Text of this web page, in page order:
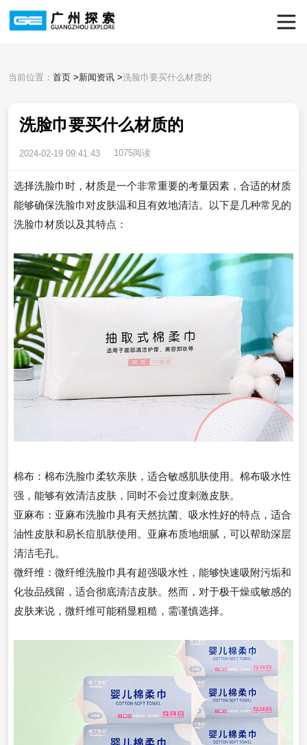
当前位置： 首页 >新闻资讯 >洗脸巾要买什么材质的
洗脸巾要买什么材质的
2024-02-19 09:41:43 1075阅读
选择洗脸巾时，材质是一个非常重要的考量因素，合适的材质
能够确保洗脸巾对皮肤温和且有效地清洁。以下是几种常见的
洗脸巾材质以及其特点：
棉布：棉布洗脸巾柔软亲肤，适合敏感肌肤使用。棉布吸水性
强，能够有效清洁皮肤，同时不会过度刺激皮肤。
亚麻布：亚麻布洗脸巾具有天然抗菌、吸水性好的特点，适合
油性皮肤和易长痘肌肤使用。亚麻布质地细腻，可以帮助深层
清洁毛孔。
微纤维：微纤维洗脸巾具有超强吸水性，能够快速吸附污垢和
化妆品残留，适合彻底清洁皮肤。然而，对于极干燥或敏感的
皮肤来说，微纤维可能稍显粗糙，需谨慎选择。